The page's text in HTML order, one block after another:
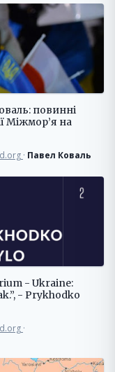
повинні
Міжмор’я на
· Павел Коваль
- Ukraine:
- Prykhodko
·